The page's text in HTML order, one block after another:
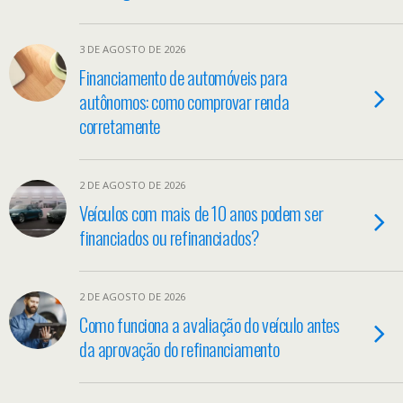
3 DE AGOSTO DE 2026
Financiamento de automóveis para
autônomos: como comprovar renda
corretamente
2 DE AGOSTO DE 2026
Veículos com mais de 10 anos podem ser
financiados ou refinanciados?
2 DE AGOSTO DE 2026
Como funciona a avaliação do veículo antes
da aprovação do refinanciamento